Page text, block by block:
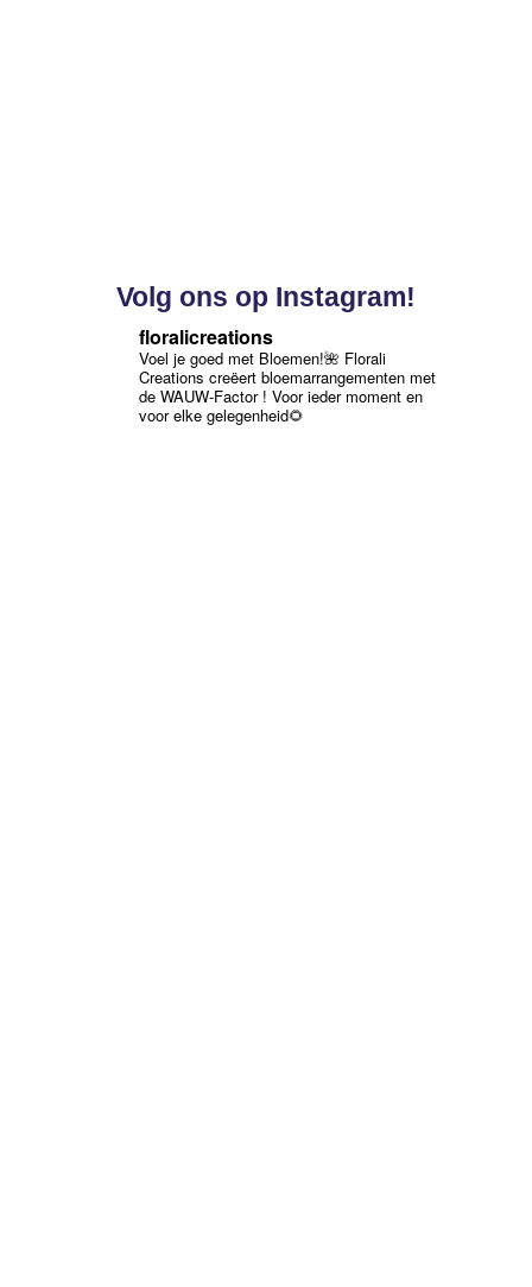
Volg ons op Instagram!
floralicreations
Voel je goed met Bloemen!🌺 Florali
Creations creëert bloemarrangementen met
de WAUW-Factor ! Voor ieder moment en
voor elke gelegenheid🌻